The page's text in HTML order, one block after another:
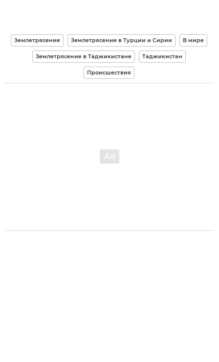
Землетрясение Землетрясение в Турции и Сирии В мире
Землетрясение в Таджикистане Таджикистан
Происшествия